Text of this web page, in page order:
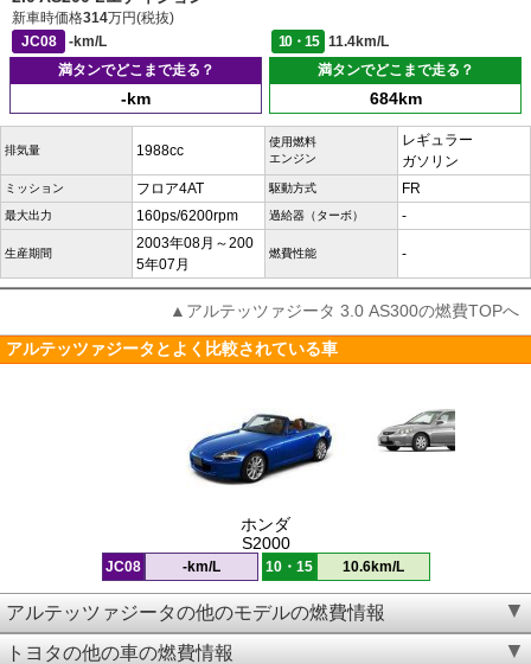
新車時価格314万円(税抜)
JC08
-km/L 10・15
11.4km/L
満タンでどこまで走る？
-km
満タンでどこまで走る？
684km
排気量 1988cc
使用燃料
エンジン
レギュラー
ガソリン
ミッション フロア4AT 駆動方式 FR
最大出力 160ps/6200rpm 過給器（ターボ） -
生産期間
2003年08月～200
5年07月
燃費性能 -
▲アルテッツァジータ 3.0 AS300の燃費TOPへ
アルテッツァジータとよく比較されている車
ホンダ
S2000
JC08 -km/L 10・15 10.6km/L
アルテッツァジータの他のモデルの燃費情報
トヨタの他の車の燃費情報